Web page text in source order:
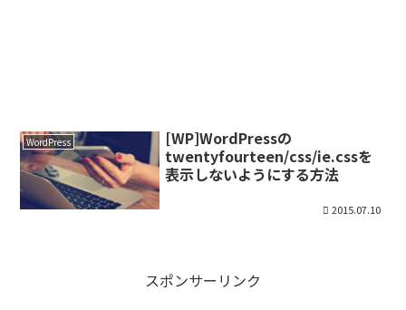
WordPress
[WP]WordPressの
twentyfourteen/css/ie.cssを
表示しないようにする方法
2015.07.10
スポンサーリンク